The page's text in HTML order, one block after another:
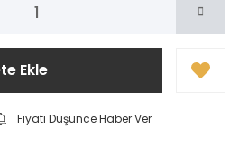
Ekle
Fiyatı Düşünce Haber Ver